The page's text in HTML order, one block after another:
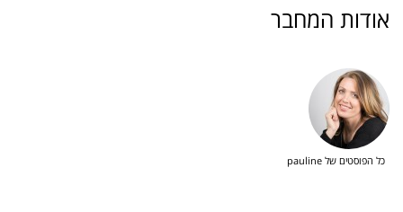
אודות המחבר
כל הפוסטים של pauline